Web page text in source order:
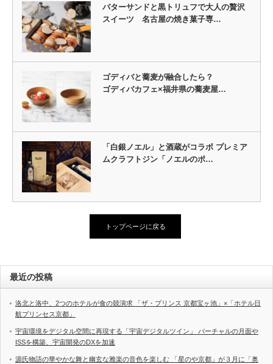
バターサンドと黒トリュフで大人の贅沢
スイーツ 名古屋の焼き菓子専…
ゴディバと蕎麦が融合したら？
ゴディバカフェ×福井県の蕎麦屋…
「白銀ノエル」と酒蔵がコラボ プレミア
ムクラフトジン「ノエルのポ…
トップページに戻る
最近の投稿
洛北と洛中、2つのホテルが食の競演求 「ザ・プリンス 京都宝ヶ池」×「ホテル日
航プリンセス京都」
宇宙環境をデジタル空間に再現する「宇宙デジタルツイン」 バーチャルの月面や
ISSを構築、宇宙開発のDXを加速
源氏物語の華やかな舞と幽玄な雅楽の音色を楽しむ 「星のや京都」が３月に「奥